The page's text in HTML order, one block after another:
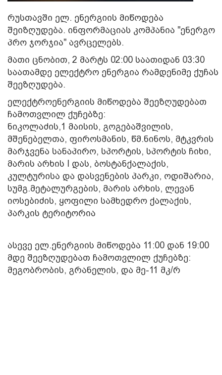
რუსთავში ელ. ენერგიის მიწოდება
შეიზღუდება. ინფორმაციას კომპანია "ენერგო
პრო ჯორჯია" ავრცელებს.
მათი ცნობით, 2 მარტს 02:00 საათიდან 03:30
საათამდე ელექტრო ენერგია რამდენიმე ქუჩას
შეეზღუდება.
ელექტროენერგიის მიწოდება შეეზღუდებათ
ჩამოთვლილ ქუჩებზე:
ნიკოლაძის,1 მაისის, გოგებაშვილის,
მშენებელთა, ფიროსმანის, წმ.ნინოს, მტკვრის
მარჯვენა სანაპირო, სპორტის, სპორტის ჩიხი,
მარის არხის I დას, ბოსტანქალაქის,
კულტურისა და დასვენების პარკი, ოდიშარია,
სუმგ.მეტალურგების, მარის არხის, ლევან
იოსებიძის, ყოფილი სამხედრო ქალაქის,
პარკის ტერიტორია
ასევე ელ.ენერგიის მიწოდება 11:00 დან 19:00
მდე შეეზღუდებათ ჩამოთვლილ ქუჩებზე:
მეგობრობის, გრანელის, და მე-11 მკ/რ